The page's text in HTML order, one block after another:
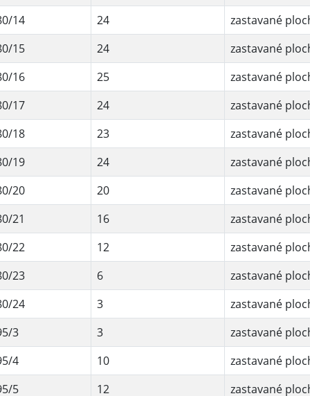
14
24
zastavané
15
24
zastavané
16
25
zastavané
17
24
zastavané
18
23
zastavané
19
24
zastavané
20
20
zastavané
21
16
zastavané
22
12
zastavané
23
6
zastavané
24
3
zastavané
3
3
zastavané
4
10
zastavané
5
12 zastavané